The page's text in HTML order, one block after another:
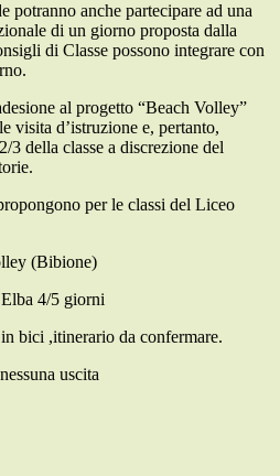
potranno anche partecipare ad una
di un giorno proposta dalla
di Classe possono integrare con
al progetto “Beach Volley”
visita d’istruzione e, pertanto,
3 della classe a discrezione del
per le classi del Liceo
(Bibione)
4/5 giorni
bici ,itinerario da confermare.
uscita